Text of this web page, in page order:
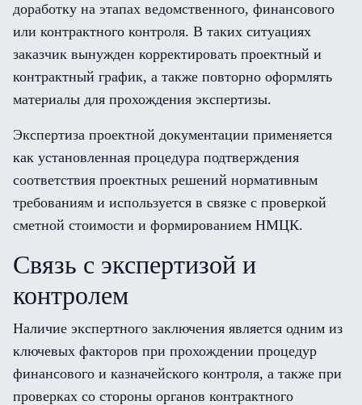
доработку на этапах ведомственного, финансового
или контрактного контроля. В таких ситуациях
заказчик вынужден корректировать проектный и
контрактный график, а также повторно оформлять
материалы для прохождения экспертизы.
Экспертиза проектной документации применяется
как установленная процедура подтверждения
соответствия проектных решений нормативным
требованиям и используется в связке с проверкой
сметной стоимости и формированием НМЦК.
Связь с экспертизой и
контролем
Наличие экспертного заключения является одним из
ключевых факторов при прохождении процедур
финансового и казначейского контроля, а также при
проверках со стороны органов контрактного